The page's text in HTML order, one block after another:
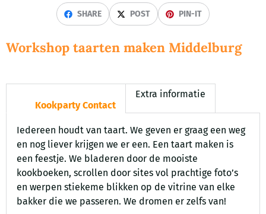
SHARE POST PIN-IT
Workshop taarten maken Middelburg
Kookparty Contact
Extra informatie
Iedereen houdt van taart. We geven er graag een weg
en nog liever krijgen we er een. Een taart maken is
een feestje. We bladeren door de mooiste
kookboeken, scrollen door sites vol prachtige foto’s
en werpen stiekeme blikken op de vitrine van elke
bakker die we passeren. We dromen er zelfs van!